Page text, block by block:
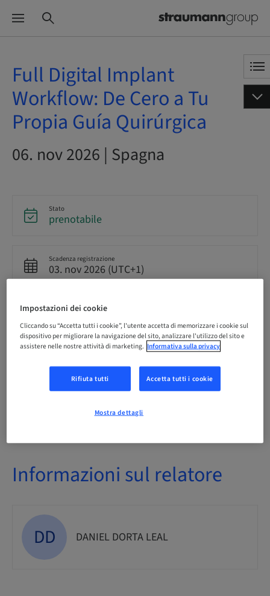
Full Digital Implant
Workflow: De Cero a Tu
Propia Guía Quirúrgica
06. nov 2026 | Spagna
Stato
prenotabile
Scadenza registrazione
03. nov 2026 (UTC+1)
Lingua
Spagnolo
0.00 Punti
Informazioni sul relatore
DD DANIEL DORTA LEAL
Impostazioni dei cookie
Cliccando su “Accetta tutti i cookie”, l'utente accetta di memorizzare i cookie sul
dispositivo per migliorare la navigazione del sito, analizzare l'utilizzo del sito e
assistere nelle nostre attività di marketing. Informativa sulla privacy
Rifiuta tutti Accetta tutti i cookie
Mostra dettagli